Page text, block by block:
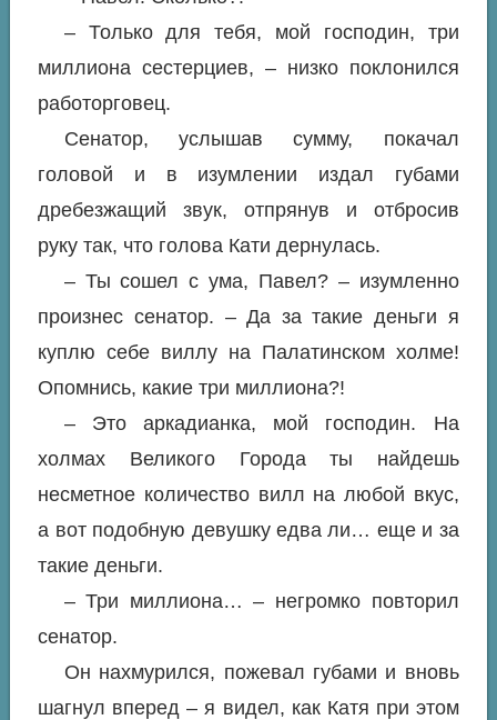
– Только для тебя, мой господин, три
миллиона сестерциев, – низко поклонился
работорговец.
Сенатор, услышав сумму, покачал
головой и в изумлении издал губами
дребезжащий звук, отпрянув и отбросив
руку так, что голова Кати дернулась.
– Ты сошел с ума, Павел? – изумленно
произнес сенатор. – Да за такие деньги я
куплю себе виллу на Палатинском холме!
Опомнись, какие три миллиона?!
– Это аркадианка, мой господин. На
холмах Великого Города ты найдешь
несметное количество вилл на любой вкус,
а вот подобную девушку едва ли… еще и за
такие деньги.
– Три миллиона… – негромко повторил
сенатор.
Он нахмурился, пожевал губами и вновь
шагнул вперед – я видел, как Катя при этом